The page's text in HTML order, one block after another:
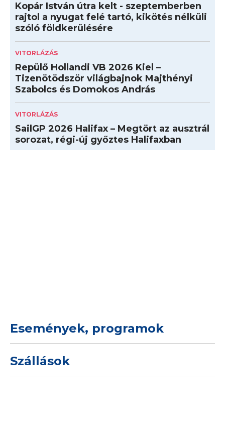
Kopár István útra kelt - szeptemberben
rajtol a nyugat felé tartó, kikötés nélküli
szóló földkerülésére
VITORLÁZÁS
Repülő Hollandi VB 2026 Kiel –
Tizenötödször világbajnok Majthényi
Szabolcs és Domokos András
VITORLÁZÁS
SailGP 2026 Halifax – Megtört az ausztrál
sorozat, régi-új győztes Halifaxban
Események, programok
Szállások